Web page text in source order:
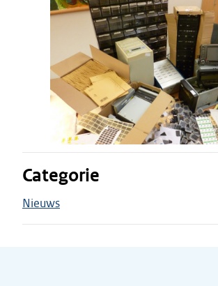
Categorie
Nieuws